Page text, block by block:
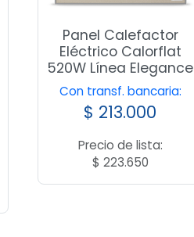
Panel Calefactor
Eléctrico Calorflat
520W Línea Elegance
Con transf. bancaria:
$ 213.000
Precio de lista:
$ 223.650